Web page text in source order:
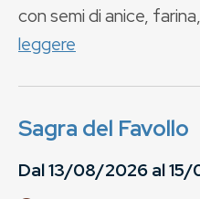
con semi di anice,
leggere
Sagra del Favollo
Dal13/08/2026al